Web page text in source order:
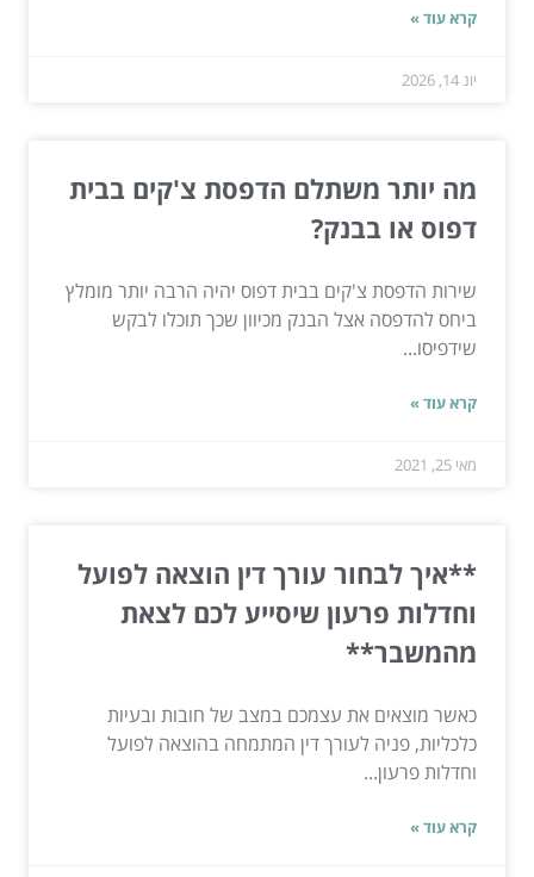
קרא עוד »
יונ 14, 2026
מה יותר משתלם הדפסת צ'קים בבית
דפוס או בבנק?
שירות הדפסת צ'קים בבית דפוס יהיה הרבה יותר מומלץ
ביחס להדפסה אצל הבנק מכיוון שכך תוכלו לבקש
שידפיסו...
קרא עוד »
מאי 25, 2021
**איך לבחור עורך דין הוצאה לפועל
וחדלות פרעון שיסייע לכם לצאת
מהמשבר**
כאשר מוצאים את עצמכם במצב של חובות ובעיות
כלכליות, פניה לעורך דין המתמחה בהוצאה לפועל
וחדלות פרעון...
קרא עוד »